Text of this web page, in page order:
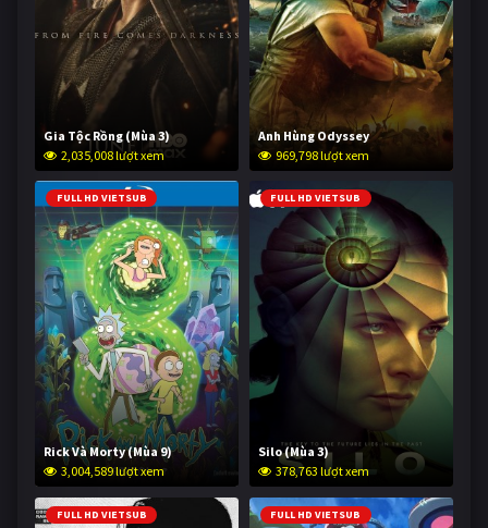
Gia Tộc Rồng (Mùa 3)
2,035,008 lượt xem
Anh Hùng Odyssey
969,798 lượt xem
FULL HD VIETSUB
Rick Và Morty (Mùa 9)
3,004,589 lượt xem
FULL HD VIETSUB
Silo (Mùa 3)
378,763 lượt xem
FULL HD VIETSUB FULL HD VIETSUB